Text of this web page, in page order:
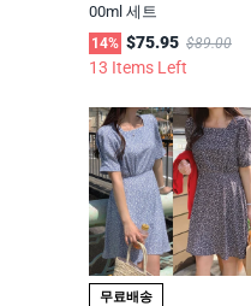
00ml 세트
14% $75.95 $89.00
13 Items Left
무료배송